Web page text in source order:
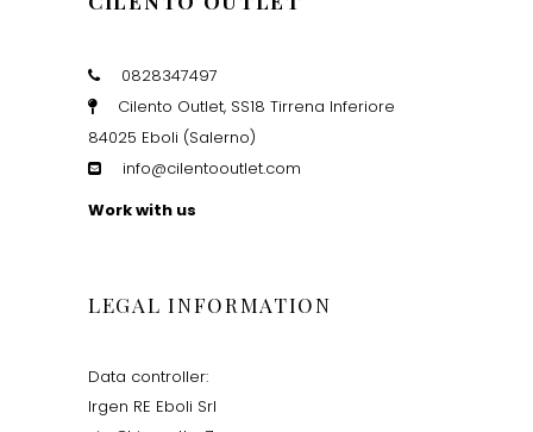
0828347497
Cilento Outlet, SS18 Tirrena Inferiore
84025 Eboli (Salerno)
info@cilentooutlet.com
Work with us
LEGAL INFORMATION
Data controller:
Irgen RE Eboli Srl